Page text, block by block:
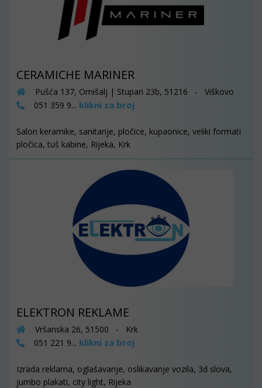
CERAMICHE MARINER
Pušća 137, Omišalj | Stupari 23b, 51216 - Viškovo
051 359 9... klikni za broj
Salon keramike, sanitarije, pločice, kupaonice, veliki formati
pločica, tuš kabine, Rijeka, Krk
ELEKTRON REKLAME
Vršanska 26, 51500 - Krk
051 221 9... klikni za broj
Izrada reklama, oglašavanje, oslikavanje vozila, 3d slova,
jumbo plakati, city light, Rijeka